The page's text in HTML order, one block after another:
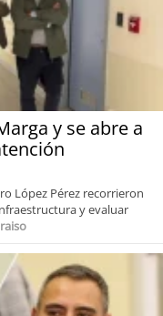
y se abre a
López Pérez recorrieron
y evaluar